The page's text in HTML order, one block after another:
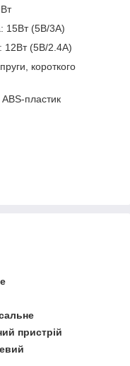
15Вт (5В/3А)
12Вт (5В/2.4А)
короткого
пластик
пристрій